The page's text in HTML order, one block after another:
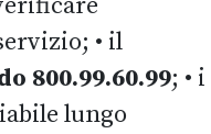
• il
800.99.60.99; • i
lungo